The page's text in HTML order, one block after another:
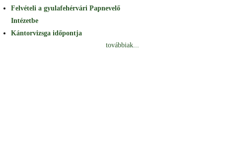
Felvételi a gyulafehérvári Papnevelő
Intézetbe
Kántorvizsga időpontja
továbbiak...